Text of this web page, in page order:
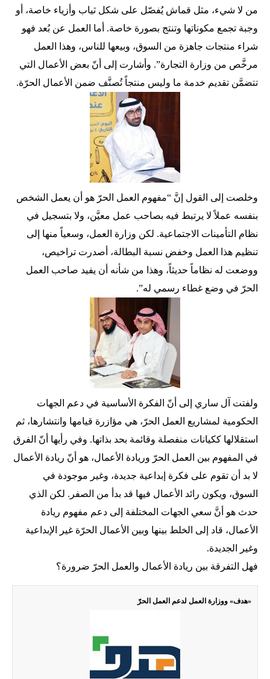
من لا شيء، مثل قماش يُفصّل على شكل ثياب وأزياء خاصة، أو
وجبة تجمع مكوناتها وتنتج بصورة خاصة. أما العمل عن بُعد فهو
شراء منتجات جاهزة من السوق، وبيعها للناس، وهذا العمل
مرخَّص من وزارة التجارة”. وأشارت إلى أنّ بعض الأعمال التي
تتضمَّن تقديم خدمة ما وليس منتجاً تُصنَّف ضمن الأعمال الحرّة.
وخلصت إلى القول إنَّ “مفهوم العمل الحرّ هو أن يعمل الشخص
بنفسه عملاً لا يرتبط فيه بصاحب عمل معيَّن، ولا بتسجيل في
نظام التأمينات الاجتماعية. لكن وزارة العمل، وسعياً منها إلى
تنظيم هذا العمل وخفض نسبة البطالة، أصدرت تراخيص،
ووضعت له نظاماً حديثاً، وهذا من شأنه أن يفيد صاحب العمل
الحرّ في وضع غطاء رسمي له”.
ولفتت آل ساري إلى أنّ الفكرة الأساسية في دعم الجهات
الحكومية لمشاريع العمل الحرّ، هي مؤازرة قيامها وانتشارها، ثم
استقلالها ككيانات منفصلة وقائمة بحد بذاتها. وفي رأيها أنّ الفرق
في المفهوم بين العمل الحرّ وريادة الأعمال، هو أنّ ريادة الأعمال
لا بد أن تقوم على فكرة إبداعية جديدة، وغير موجودة في
السوق، ويكون رائد الأعمال فيها قد بدأ من الصفر. لكن الذي
حدث هو أنَّ سعي الجهات المختلفة إلى دعم مفهوم ريادة
الأعمال، قاد إلى الخلط بينها وبين الأعمال الحرّة غير الإبداعية
وغير الجديدة.
فهل التفرقة بين ريادة الأعمال والعمل الحرّ ضرورة؟
‮«هدف‮» ووزارة العمل لدعم العمل الحرّ